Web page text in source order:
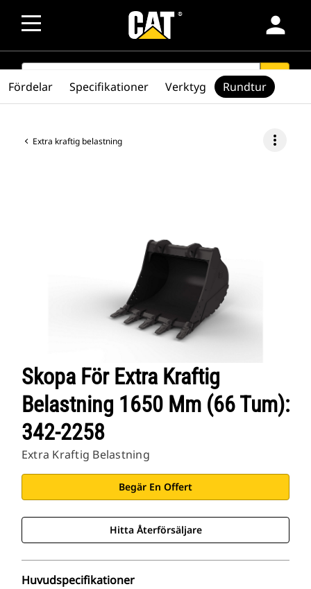
person
SEARCH search
Extra kraftig belastning more_vert
Skopa För Extra Kraftig
Belastning 1650 Mm (66 Tum):
342-2258
Extra Kraftig Belastning
Begär En Offert
Hitta Återförsäljare
Huvudspecifikationer
Fördelar Specifikationer Verktyg Rundtur